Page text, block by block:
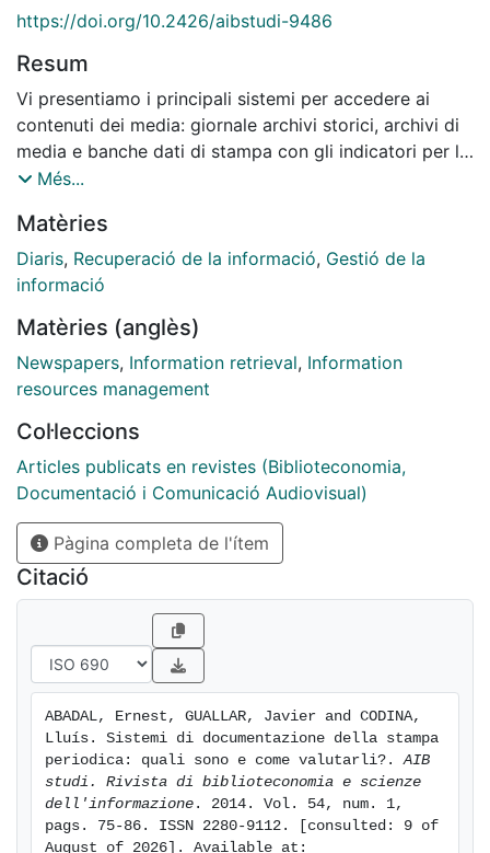
https://doi.org/10.2426/aibstudi-9486
Resum
Vi presentiamo i principali sistemi per accedere ai
contenuti dei media: giornale archivi storici, archivi di
media e banche dati di stampa con gli indicatori per la
valutazione. Se presentan los principales sistemas
comunicación: hemerotecas históricas, hemerotecas
de medios y bases de datos de prensa, así como
indicadores para su evaluación. We present the main
newspaper archives, media archives and press
databases, with indicators for evaluation.
Més...
Matèries
Diaris, Recuperació de la informació, Gestió de la
informació
Matèries (anglès)
Newspapers, Information retrieval, Information
resources management
Col·leccions
Articles publicats en revistes (Biblioteconomia,
Documentació i Comunicació Audiovisual)
Pàgina completa de l'ítem
Citació
ABADAL, Ernest, GUALLAR, Javier and CODINA,
Lluís. Sistemi di documentazione della stampa
periodica: quali sono e come valutarli?. AIB
studi. Rivista di biblioteconomia e scienze
dell'informazione . 2014. Vol. 54, num. 1,
pags. 75-86. ISSN 2280-9112. [consulted: 9 of
August of 2026]. Available at: